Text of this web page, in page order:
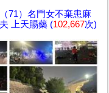
71）名門女不棄患麻
上天賜藥 (102,667次)